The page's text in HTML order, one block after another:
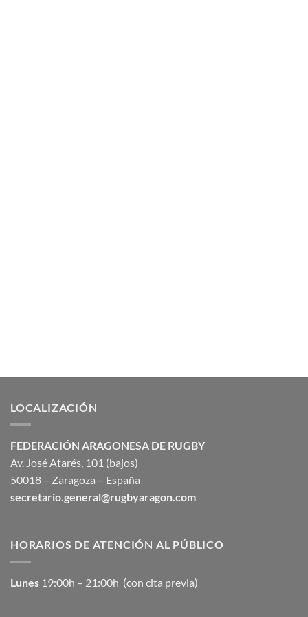
LOCALIZACIÓN
FEDERACIÓN ARAGONESA DE RUGBY
Av. José Atarés, 101 (bajos)
50018 – Zaragoza – España
secretario.general@rugbyaragon.com
HORARIOS DE ATENCIÓN AL PÚBLICO
Lunes 19:00h – 21:00h (con cita previa)